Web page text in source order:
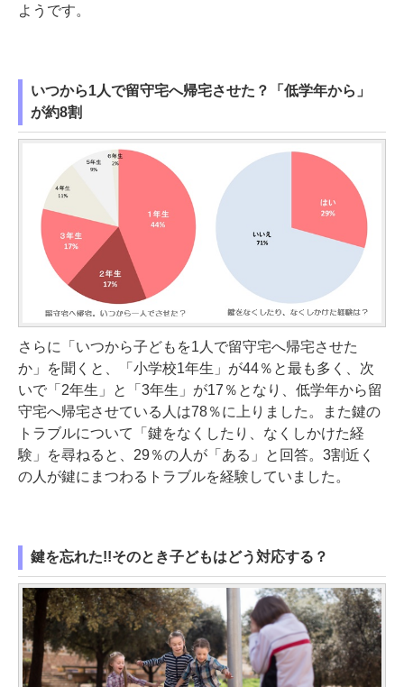
ようです。
いつから1人で留守宅へ帰宅させた？「低学年から」
が約8割
さらに「いつから子どもを1人で留守宅へ帰宅させた
か」を聞くと、「小学校1年生」が44％と最も多く、次
いで「2年生」と「3年生」が17％となり、低学年から留
守宅へ帰宅させている人は78％に上りました。また鍵の
トラブルについて「鍵をなくしたり、なくしかけた経
験」を尋ねると、29％の人が「ある」と回答。3割近く
の人が鍵にまつわるトラブルを経験していました。
鍵を忘れた!!そのとき子どもはどう対応する？